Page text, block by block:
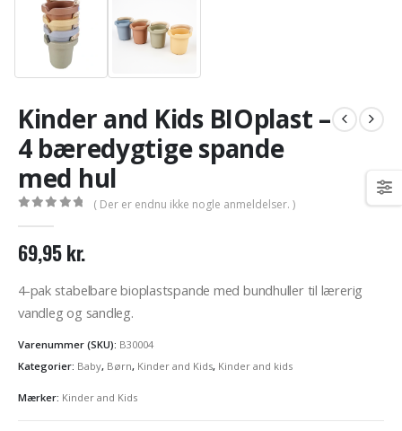
Kinder and Kids BIOplast –
4 bæredygtige spande
med hul
( Der er endnu ikke nogle anmeldelser. )
69,95kr.
4-pak stabelbare bioplastspande med bundhuller til lærerig
vandleg og sandleg.
Varenummer (SKU): B30004
Kategorier: Baby, Børn, Kinder and Kids, Kinder and kids
Mærker: Kinder and Kids